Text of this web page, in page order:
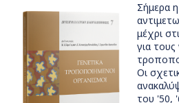
Σήμερα
μέχρι
για τους
Οι
του '50,